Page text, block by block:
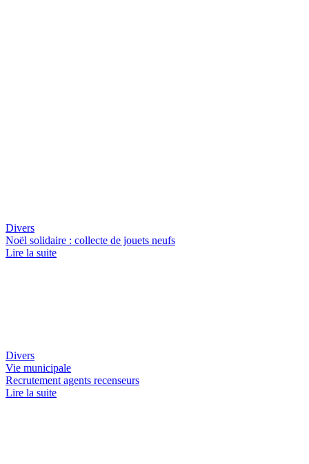
Divers
Noël solidaire : collecte de jouets neufs
Lire la suite
Divers
Vie municipale
Recrutement agents recenseurs
Lire la suite